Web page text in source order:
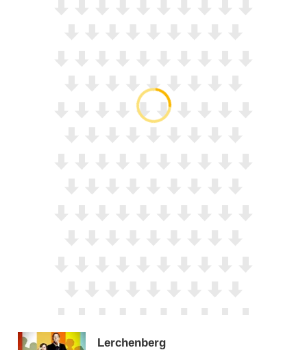
Lerchenberg